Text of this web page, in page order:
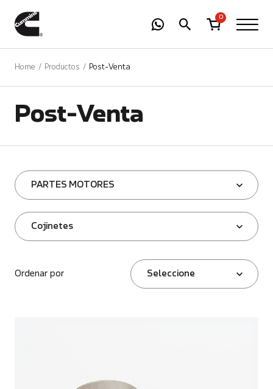
0
Home Productos Post-Venta
Post-Venta
PARTES MOTORES
Cojinetes
Ordenar por Seleccione